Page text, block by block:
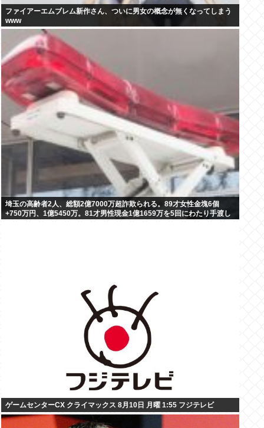
ファイアーエムブレム新作さん、ついに男女の概念が無くなってしまう
www
埼玉の高齢者2人、総額2億7000万超詐欺られる。89才女性金塊6個
+750万円、1億5450万。81才男性現金1億1659万を5回にわたり手渡し
ゲームセンターCX クライマックス 8月10日 月曜 1:55 フジテレビ